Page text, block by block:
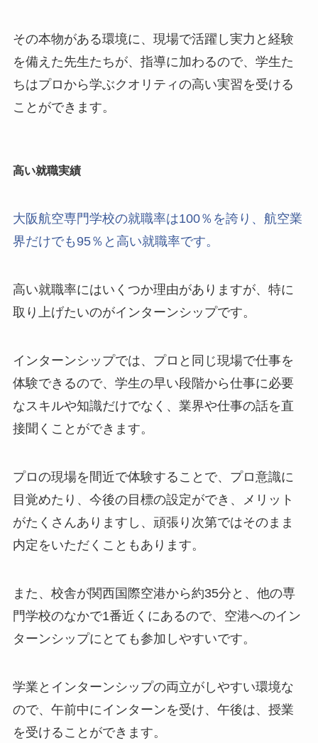
その本物がある環境に、現場で活躍し実力と経験
を備えた先生たちが、指導に加わるので、学生た
ちはプロから学ぶクオリティの高い実習を受ける
ことができます。
高い就職実績
大阪航空専門学校の就職率は100％を誇り、航空業
界だけでも95％と高い就職率です。
高い就職率にはいくつか理由がありますが、特に
取り上げたいのがインターンシップです。
インターンシップでは、プロと同じ現場で仕事を
体験できるので、学生の早い段階から仕事に必要
なスキルや知識だけでなく、業界や仕事の話を直
接聞くことができます。
プロの現場を間近で体験することで、プロ意識に
目覚めたり、今後の目標の設定ができ、メリット
がたくさんありますし、頑張り次第ではそのまま
内定をいただくこともあります。
また、校舎が関西国際空港から約35分と、他の専
門学校のなかで1番近くにあるので、空港へのイン
ターンシップにとても参加しやすいです。
学業とインターンシップの両立がしやすい環境な
ので、午前中にインターンを受け、午後は、授業
を受けることができます。